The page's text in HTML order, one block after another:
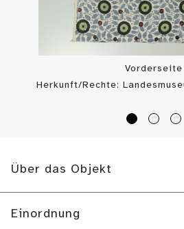
Vorderseite
Herkunft/Rechte:
Über das Objekt
Einordnung